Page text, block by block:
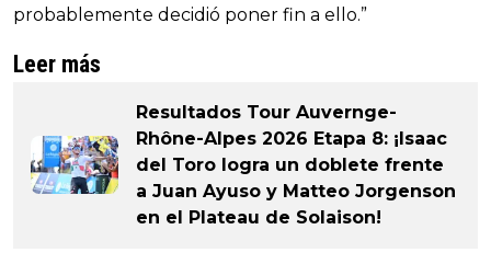
probablemente decidió poner fin a ello.”
Leer más
Resultados Tour Auvernge-
Rhône-Alpes 2026 Etapa 8: ¡Isaac
del Toro logra un doblete frente
a Juan Ayuso y Matteo Jorgenson
en el Plateau de Solaison!